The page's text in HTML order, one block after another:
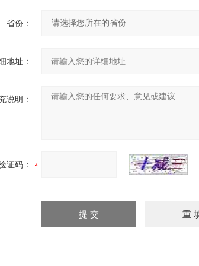
省份：
地址：
说明：
证码：